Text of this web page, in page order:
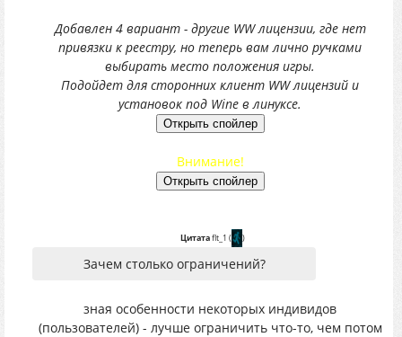
Добавлен 4 вариант - другие WW лицензии, где нет
привязки к реестру, но теперь вам лично ручками
выбирать место положения игры.
Подойдет для сторонних клиент WW лицензий и
установок под Wine в линуксе.
Внимание!
Цитатаflt_1 ( )
Зачем столько ограничений?
зная особенности некоторых индивидов
(пользователей) - лучше ограничить что-то, чем потом